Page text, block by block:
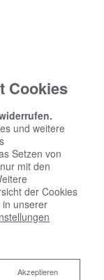
Cookies
und weitere
Setzen von
mit den
der Cookies
in unserer
Akzeptieren